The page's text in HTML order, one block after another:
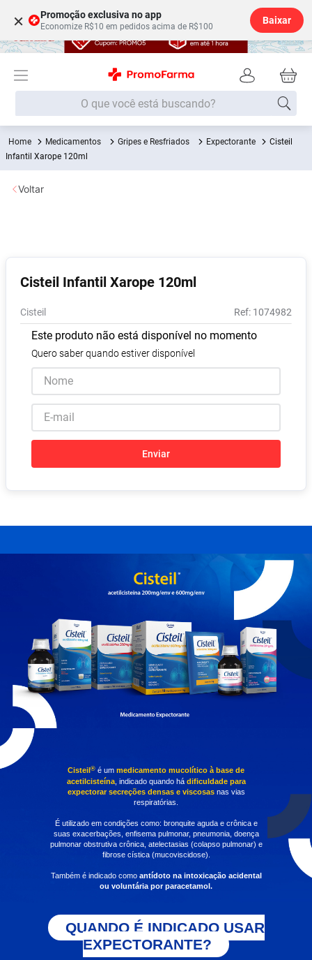
× Promoção exclusiva no app
Economize R$10 em pedidos acima de R$100
Baixar
O que você está buscando?
Medicamentos Gripes e Resfriados Expectorante
Cisteil
Infantil Xarope 120ml
Cisteil Infantil Xarope 120ml
Cisteil : 1074982
Este produto não está disponível no momento
Quero saber quando estiver disponível
Enviar
Voltar
Termos mais buscados
1º Fralda
2
6º Shampoo
7
8 Absorvente
9º Vitamina D
10 º